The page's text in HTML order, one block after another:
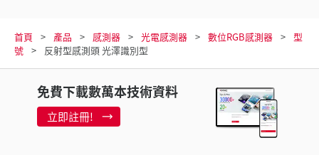
首頁 產品 感測器 光電感測器 數位RGB感測器
型
號
反射型感測頭 光澤識別型
免費下載數萬本技術資料
立即註冊!